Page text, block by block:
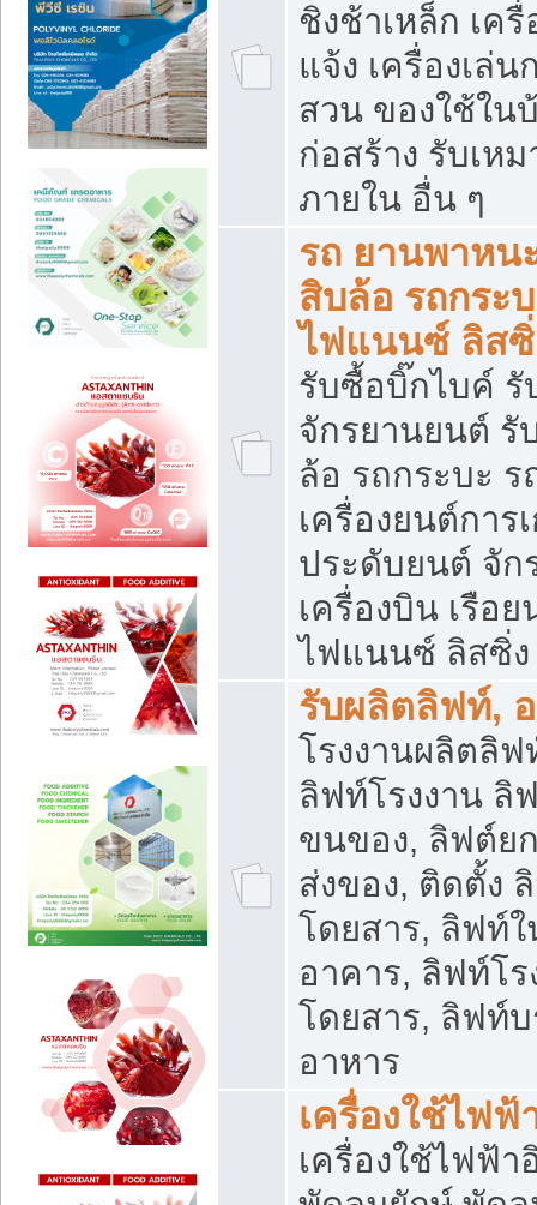
ชิงช้าเหล็ก เค
แจ้ง เครื่องเล่น
สวน ของใช้ใน
ก่อสร้าง รับเห
ภายใน อื่น ๆ
รถ ยานพาหน
สิบล้อ รถกระ
ไฟแนนซ์ ลิส
รับซื้อบิ๊กไบค์
จักรยานยนต์ รั
ล้อ รถกระบะ
เครื่องยนต์การ
ประดับยนต์ จัก
เครื่องบิน เรือ
ไฟแนนซ์ ลิสซิ่ง
รับผลิตลิฟท์,
โรงงานผลิตลิ
ลิฟท์โรงงาน ลิ
ขนของ, ลิฟต์ย
ส่งของ, ติดตั้ง
โดยสาร, ลิฟท์
อาคาร, ลิฟท์โ
โดยสาร, ลิฟท์
อาหาร
เครื่องใช้ไฟฟ้
เครื่องใช้ไฟฟ้า